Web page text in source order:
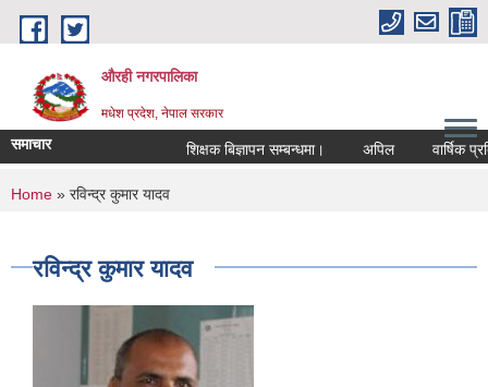
Skip to main content
औरही नगरपालिका
मधेश प्रदेश, नेपाल सरकार
समाचार शिक्षक बिज्ञापन सम्बन्धमा। अपिल वार्षिक
You are here
Home » रविन्द्र कुमार यादव
रविन्द्र कुमार यादव